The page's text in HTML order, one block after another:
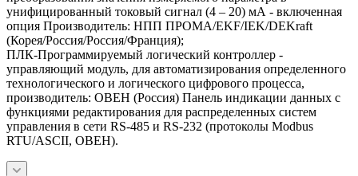
унифицированный токовый сигнал (4 – 20) мА - включенная
опция Производитель: НПП ПРОМА/EKF/IEK/DEKraft
(Корея/Россия/Россия/Франция);
ПЛК-Программируемый логический контроллер -
управляющий модуль, для автоматизирования определенного
технологического и логического цифрового процесса,
производитель: ОВЕН (Россия) Панель индикации данных с
функциями редактирования для распределенных систем
управления в сети RS-485 и RS-232 (протоколы Modbus
RTU/ASCII, ОВЕН).